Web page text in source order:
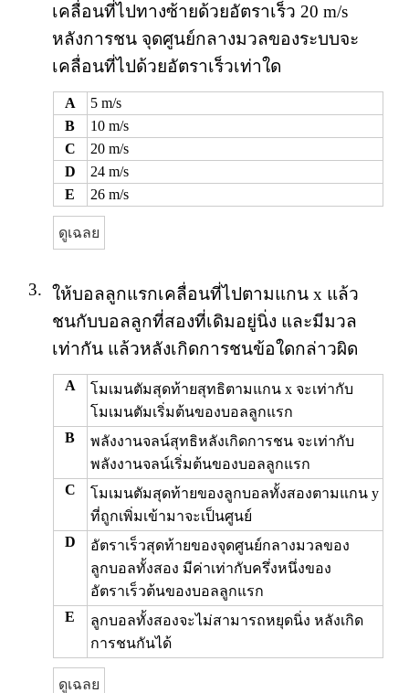
เคลื่อนที่ไปทางซ้ายด้วยอัตราเร็ว 20 m/s
หลังการชน จุดศูนย์กลางมวลของระบบจะ
เคลื่อนที่ไปด้วยอัตราเร็วเท่าใด
A
5 m/s
B
10 m/s
C
20 m/s
D
24 m/s
E
26 m/s
ดูเฉลย
3. ให้บอลลูกแรกเคลื่อนที่ไปตามแกน x แล้ว
ชนกับบอลลูกที่สองที่เดิมอยู่นิ่ง และมีมวล
เท่ากัน แล้วหลังเกิดการชนข้อใดกล่าวผิด
A
โมเมนตัมสุดท้ายสุทธิตามแกน x จะเท่ากับ
โมเมนตัมเริ่มต้นของบอลลูกแรก
B
พลังงานจลน์สุทธิหลังเกิดการชน จะเท่ากับ
พลังงานจลน์เริ่มต้นของบอลลูกแรก
C
โมเมนตัมสุดท้ายของลูกบอลทั้งสองตามแกน y
ที่ถูกเพิ่มเข้ามาจะเป็นศูนย์
D
อัตราเร็วสุดท้ายของจุดศูนย์กลางมวลของ
ลูกบอลทั้งสอง มีค่าเท่ากับครึ่งหนึ่งของ
อัตราเร็วต้นของบอลลูกแรก
E
ลูกบอลทั้งสองจะไม่สามารถหยุดนิ่ง หลังเกิด
การชนกันได้
ดูเฉลย